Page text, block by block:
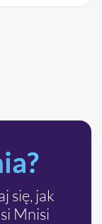
się, jak
Mnisi